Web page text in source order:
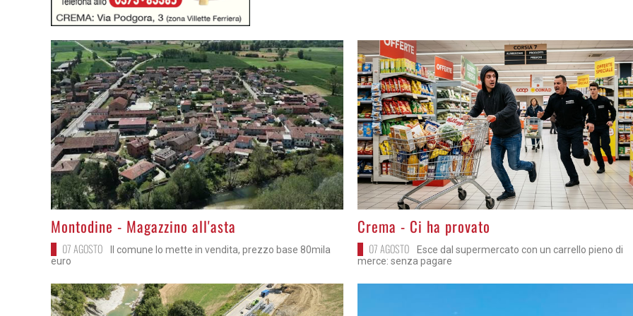
>Montodine - Magazzino all'asta
07 AGOSTO
Il comune lo mette in vendita, prezzo base 80mila
euro
>
Crema - Ci ha provato
07 AGOSTO
Esce dal supermercato con un carrello pieno di
merce: senza pagare